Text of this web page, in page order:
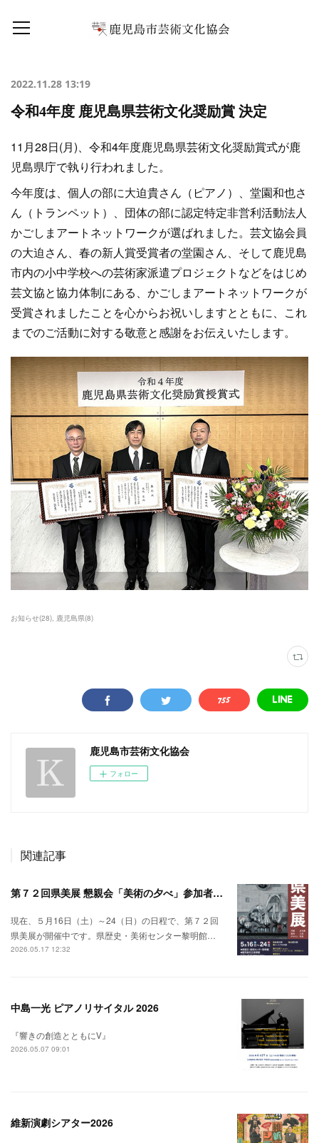
2022.11.28 13:19
令和4年度 鹿児島県芸術文化奨励賞 決定
11月28日(月)、令和4年度鹿児島県芸術文化奨励賞式が鹿
児島県庁で執り行われました。
今年度は、個人の部に大迫貴さん（ピアノ）、堂園和也さ
ん（トランペット）、団体の部に認定特定非営利活動法人
かごしまアートネットワークが選ばれました。芸文協会員
の大迫さん、春の新人賞受賞者の堂園さん、そして鹿児島
市内の小中学校への芸術家派遣プロジェクトなどをはじめ
芸文協と協力体制にある、かごしまアートネットワークが
受賞されましたことを心からお祝いしますとともに、これ
までのご活動に対する敬意と感謝をお伝えいたします。
お知らせ(28) 鹿児島県(8)
鹿児島市芸術文化協会
フォロー
関連記事
第７２回県美展 懇親会「美術の夕べ」参加者募集
現在、５月16日（土）～24（日）の日程で、第７２回
県美展が開催中です。県歴史・美術センター黎明館…
2026.05.17 12:32
中島一光 ピアノリサイタル 2026
『響きの創造とともにⅤ』
2026.05.07 09:01
維新演劇シアター2026